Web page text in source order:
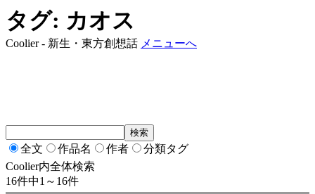
タグ: カオス
Coolier - 新生・東方創想話 メニューへ
全文 作品名 作者
分類タグ
Coolier内全体検索
16件中1～16件